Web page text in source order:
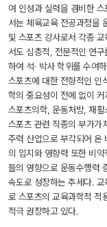
여 인성과 실력을 겸비한
서는 체육교육 전공과정을
및 스포츠 강사로서 각종
서도 심층적, 전문적인 연
하여 석· 박사 학위를 수여
스포츠에 대한 전향적인 인
학의 중요성이 전에 없이
스포츠의학, 운동처방, 재
스포츠 관련 직종의 부가가
주력 산업으로 부각되어 온
의 입지와 영향력 또한 비
들의 영향으로 운동수행력
속도로 성장하는 추세다.
로 스포츠의 교육과학적 적
적극 권장하고 있다.